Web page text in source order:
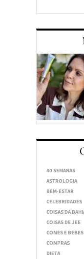
40 SEMANAS
ASTROLOGIA
BEM-ESTAR
CELEBRIDADES
COISAS DA
COISAS DE JEE
COMES E BEBES
COMPRAS
DIETA